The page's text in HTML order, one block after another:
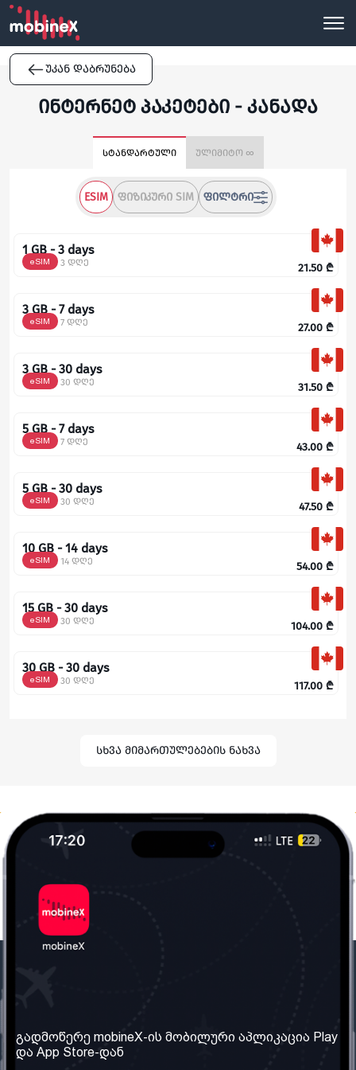
უკან დაბრუნება
ინტერნეტ პაკეტები - კანადა
სტანდარტული ულიმიტო ∞
ESIM ᲤᲘᲖᲘᲙᲣᲠᲘ SIM ᲤᲘᲚᲢᲠᲘ
1 GB - 3 days
eSIM 3 დღე 21.50 ₾
3 GB - 7 days
eSIM 7 დღე 27.00 ₾
3 GB - 30 days
eSIM 30 დღე 31.50 ₾
5 GB - 7 days
eSIM 7 დღე 43.00 ₾
5 GB - 30 days
eSIM 30 დღე 47.50 ₾
10 GB - 14 days
eSIM 14 დღე 54.00 ₾
15 GB - 30 days
eSIM 30 დღე 104.00 ₾
30 GB - 30 days
eSIM 30 დღე 117.00 ₾
სხვა მიმართულებების ნახვა
ჩვენ შესახებ
ჩვენი სერვისები
წესები და პირობები
გადმოწერე mobineX-ის მობილური აპლიკაცია Play
და App Store-დან